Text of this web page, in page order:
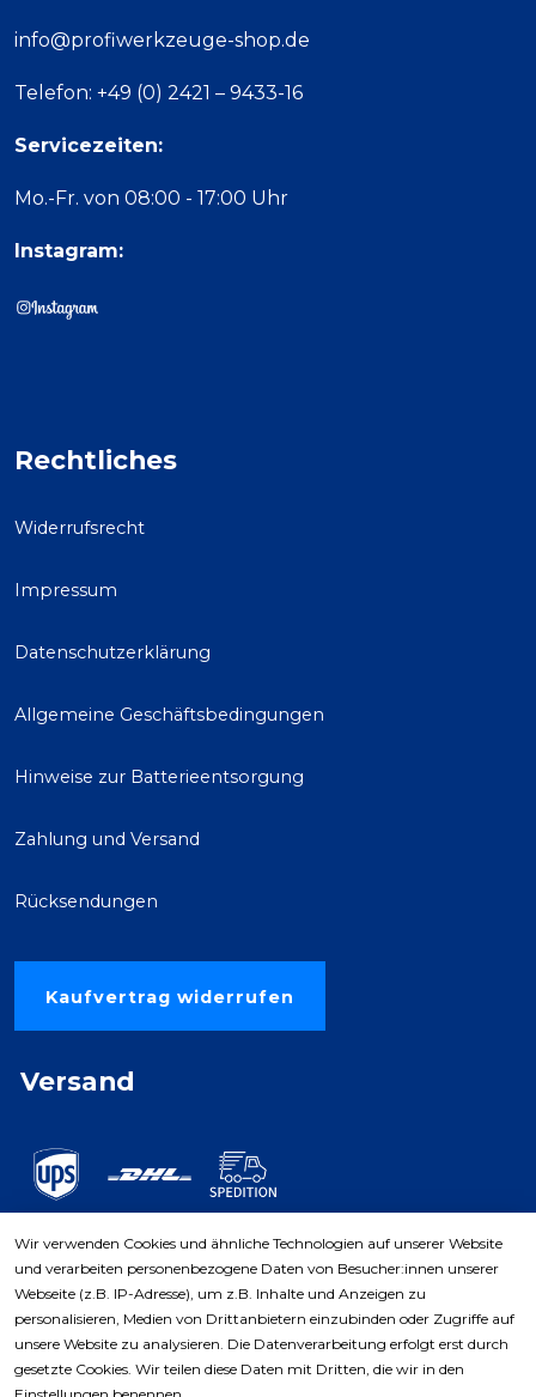
info@profiwerkzeuge-shop.de
Telefon: +49 (0) 2421 – 9433-16
Servicezeiten:
Mo.-Fr. von 08:00 - 17:00 Uhr
Instagram:
Rechtliches
Widerrufsrecht
Impressum
Datenschutzerklärung
Allgemeine Geschäftsbedingungen
Hinweise zur Batterieentsorgung
Zahlung und Versand
Rücksendungen
Kaufvertrag widerrufen
Versand
Zahlungsarten
Wir verwenden Cookies und ähnliche Technologien auf unserer Website
und verarbeiten personenbezogene Daten von Besucher:innen unserer
Webseite (z.B. IP-Adresse), um z.B. Inhalte und Anzeigen zu
personalisieren, Medien von Drittanbietern einzubinden oder Zugriffe auf
unsere Website zu analysieren. Die Datenverarbeitung erfolgt erst durch
gesetzte Cookies. Wir teilen diese Daten mit Dritten, die wir in den